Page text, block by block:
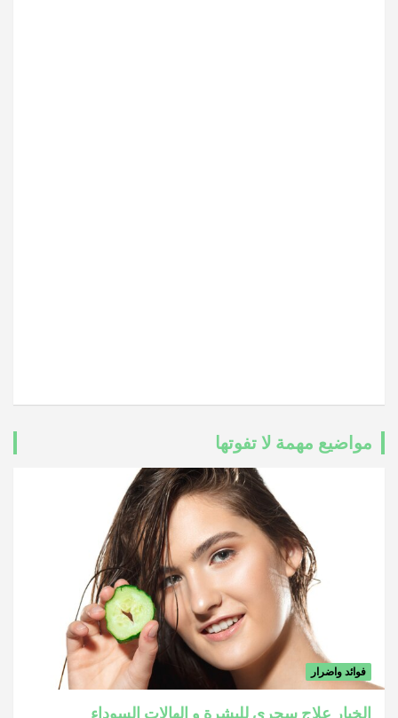
مواضيع مهمة لا تفوتها
فوائد واضرار
الخيار علاج سحري للبشرة و الهالات السوداء